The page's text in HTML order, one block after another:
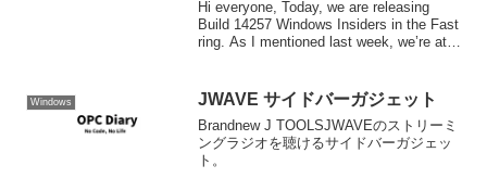
Hi everyone, Today, we are releasing
Build 14257 Windows Insiders in the Fast
ring. As I mentioned last week, we’re at
Windows JWAVE サイドバーガジェット
Brandnew J TOOLSJWAVEのストリーミ
ングラジオを聴けるサイドバーガジェッ
ト。